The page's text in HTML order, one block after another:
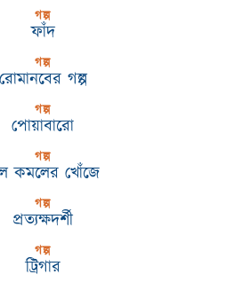
গল্প
ফাঁদ
গল্প
রোমানবের গল্প
গল্প
পোয়াবারো
গল্প
কমলের খোঁজে
গল্প
প্রত্যক্ষদর্শী
গল্প
ট্রিগার